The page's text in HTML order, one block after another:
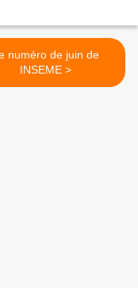
numéro de juin de
INSEME >